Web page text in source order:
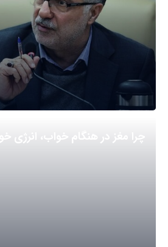
چرا مغز در هنگام خواب، انرژی